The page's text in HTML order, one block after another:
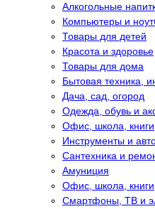
Алкогольные
Компьютеры и
Товары для детей
Красота и здоровье
Товары для дома
Бытовая техника,
Дача, сад, огород
Одежда, обувь и
Офис, школа, книги
Инструменты и
Сантехника и
Амуниция
Офис, школа,
Смартфоны, ТВ и